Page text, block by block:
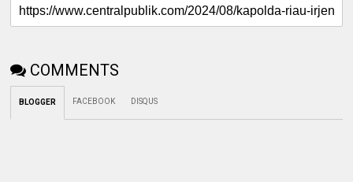
COMMENTS
BLOGGER FACEBOOK DISQUS